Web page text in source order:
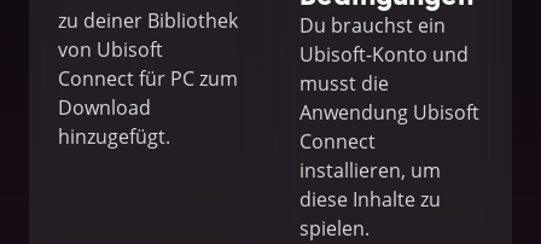
zu deiner Bibliothek
von Ubisoft
Connect für PC zum
Download
hinzugefügt.
Du brauchst ein
Ubisoft-Konto und
musst die
Anwendung Ubisoft
Connect
installieren, um
diese Inhalte zu
spielen.